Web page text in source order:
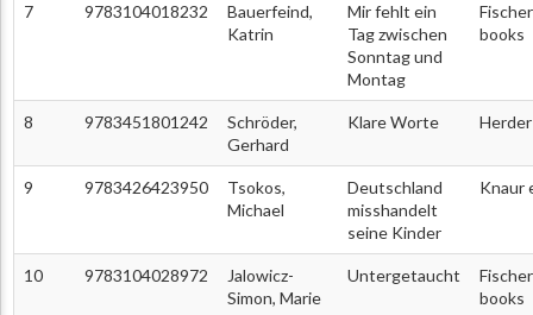
7 9783104018232
Bauerfeind,
Katrin
Mir fehlt ein
Tag zwischen
Sonntag und
Montag
books
8 9783451801242
Schröder,
Gerhard
Klare Worte
9 9783426423950
Tsokos,
Michael
Deutschland
misshandelt
seine Kinder
Knaur
10 9783104028972
Jalowicz-
Simon, Marie
Untergetaucht
books